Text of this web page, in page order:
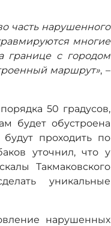
часть нарушенного
многие
границе с городом
маршрут», –
50 градусов,
будет обустроена
проходить по
уточнил, что у
Такмаковского
уникальные
нарушенных